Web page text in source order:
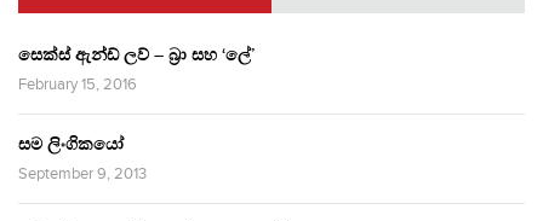
සෙක්ස් ඇන්ඩ් ලව් – බ්‍රා සහ ‘ලේ’
February 15, 2016
සම ලිංගිකයෝ
September 9, 2013